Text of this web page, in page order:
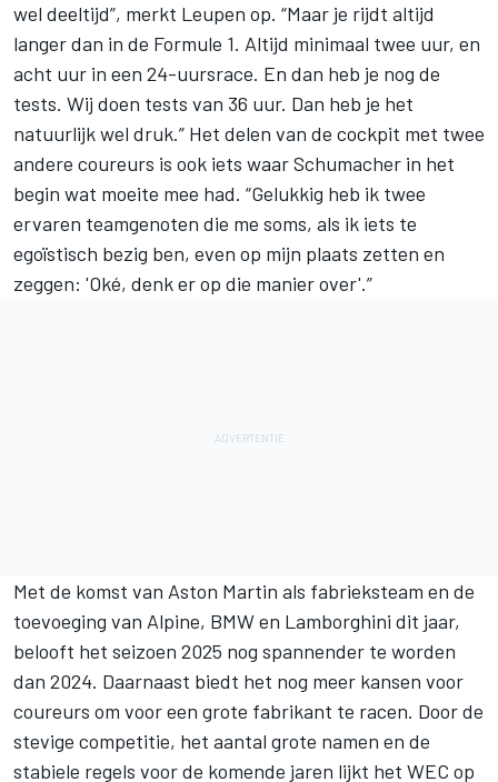
wel deeltijd”, merkt Leupen op. “Maar je rijdt altijd
langer dan in de Formule 1. Altijd minimaal twee uur, en
acht uur in een 24-uursrace. En dan heb je nog de
tests. Wij doen tests van 36 uur. Dan heb je het
natuurlijk wel druk.” Het delen van de cockpit met twee
andere coureurs is ook iets waar Schumacher in het
begin wat moeite mee had. “Gelukkig heb ik twee
ervaren teamgenoten die me soms, als ik iets te
egoïstisch bezig ben, even op mijn plaats zetten en
zeggen: 'Oké, denk er op die manier over'.”
Met de komst van Aston Martin als fabrieksteam en de
toevoeging van Alpine, BMW en Lamborghini dit jaar,
belooft het seizoen 2025 nog spannender te worden
dan 2024. Daarnaast biedt het nog meer kansen voor
coureurs om voor een grote fabrikant te racen. Door de
stevige competitie, het aantal grote namen en de
stabiele regels voor de komende jaren lijkt het WEC op